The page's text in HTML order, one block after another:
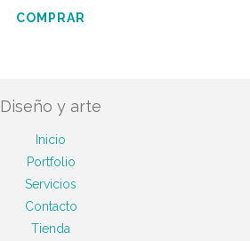
COMPRAR
Diseño y arte
Inicio
Portfolio
Servicios
Contacto
Tienda